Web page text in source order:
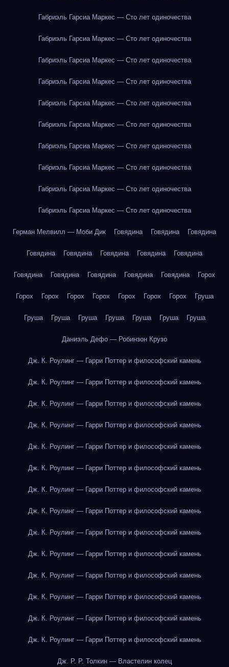
Габриэль Гарсиа Маркес — Сто лет одиночества
Габриэль Гарсиа Маркес — Сто лет одиночества
Габриэль Гарсиа Маркес — Сто лет одиночества
Габриэль Гарсиа Маркес — Сто лет одиночества
Габриэль Гарсиа Маркес — Сто лет одиночества
Габриэль Гарсиа Маркес — Сто лет одиночества
Габриэль Гарсиа Маркес — Сто лет одиночества
Габриэль Гарсиа Маркес — Сто лет одиночества
Габриэль Гарсиа Маркес — Сто лет одиночества
Габриэль Гарсиа Маркес — Сто лет одиночества
Герман Мелвилл — Моби Дик Говядина Говядина Говядина
Говядина Говядина Говядина Говядина Говядина
Говядина Говядина Говядина Говядина Говядина Горох
Горох Горох Горох Горох Горох Горох Горох Груша
Груша Груша Груша Груша Груша Груша Груша
Даниэль Дефо — Робинзон Крузо
Дж. К. Роулинг — Гарри Поттер и философский камень
Дж. К. Роулинг — Гарри Поттер и философский камень
Дж. К. Роулинг — Гарри Поттер и философский камень
Дж. К. Роулинг — Гарри Поттер и философский камень
Дж. К. Роулинг — Гарри Поттер и философский камень
Дж. К. Роулинг — Гарри Поттер и философский камень
Дж. К. Роулинг — Гарри Поттер и философский камень
Дж. К. Роулинг — Гарри Поттер и философский камень
Дж. К. Роулинг — Гарри Поттер и философский камень
Дж. К. Роулинг — Гарри Поттер и философский камень
Дж. К. Роулинг — Гарри Поттер и философский камень
Дж. К. Роулинг — Гарри Поттер и философский камень
Дж. К. Роулинг — Гарри Поттер и философский камень
Дж. К. Роулинг — Гарри Поттер и философский камень
Дж. Р. Р. Толкин — Властелин колец